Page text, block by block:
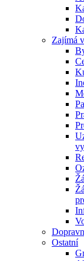
Zajímá
Ostatní